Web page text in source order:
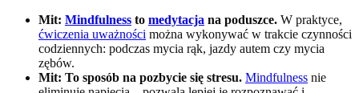
Mit: Mindfulness to medytacja na poduszce. W praktyce,
ćwiczenia uważności można wykonywać w trakcie czynności
codziennych: podczas mycia rąk, jazdy autem czy mycia
zębów.
Mit: To sposób na pozbycie się stresu. Mindfulness nie